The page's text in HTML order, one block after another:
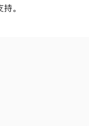
。